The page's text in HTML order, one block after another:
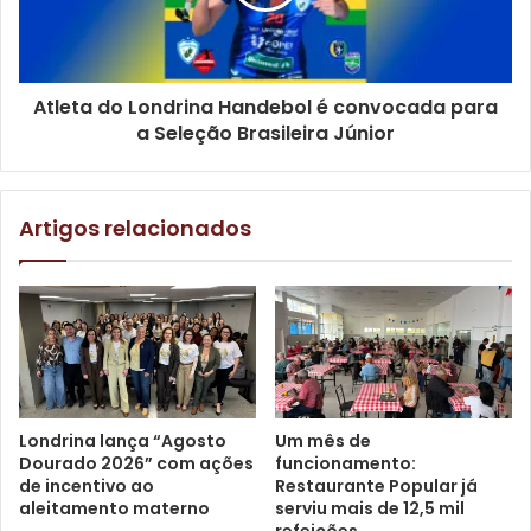
Nova iluminação nas praças da região sul. Foto: Emerson
Dias/NCom
Também foram feitas a instalação e troca de lixeiras em
praças, melhorias na sinalização horizontal e vertical,
implantação de poste na Praça Severo de Rudin Canziani
Atleta do Londrina Handebol é convocada para
a Seleção Brasileira Júnior
Artigos relacionados
Londrina lança “Agosto
Dourado 2026” com ações
de incentivo ao
aleitamento materno
Um mês de
funcionamento:
Restaurante Popular já
serviu mais de 12,5 mil